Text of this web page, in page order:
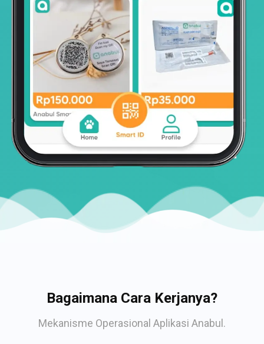
Bagaimana Cara Kerjanya?
Mekanisme Operasional Aplikasi Anabul.